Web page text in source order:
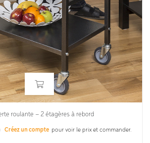
roulante – 2 étagères à rebord
Créez un compte pour voir le prix et commander.